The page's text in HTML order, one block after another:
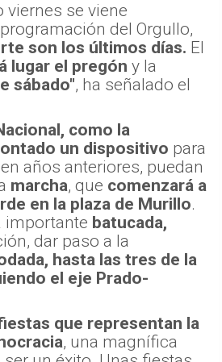
viernes se viene
del Orgullo,
son los últimos días. El
lugar el pregón y la
sábado", ha señalado el
como la
un dispositivo para
años anteriores, puedan
marcha, que comenzará a
en la plaza de Murillo.
importante batucada,
dar paso a la
hasta las tres de la
el eje Prado-
que representan la
, una magnífica